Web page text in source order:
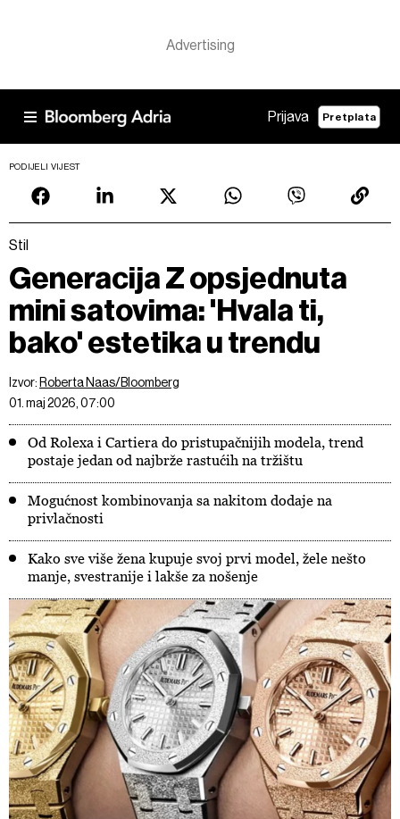
Prijava Pretplata
PODIJELI VIJEST
Stil
Generacija Z opsjednuta
mini satovima: 'Hvala ti,
bako' estetika u trendu
Izvor: Roberta Naas/Bloomberg
01. maj 2026, 07:00
Od Rolexa i Cartiera do pristupačnijih modela, trend
postaje jedan od najbrže rastućih na tržištu
Mogućnost kombinovanja sa nakitom dodaje na
privlačnosti
Kako sve više žena kupuje svoj prvi model, žele nešto
manje, svestranije i lakše za nošenje